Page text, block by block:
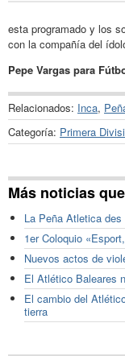
esta programado y los
con la compañía del
Pepe Vargas para
Relacionados: Inca,
Categoría: Primera
Más noticias
La Peña Atletica
1er Coloquio
Nuevos actos de
El Atlético Baleares
El cambio del
tierra